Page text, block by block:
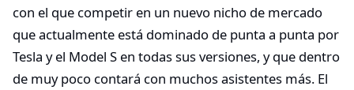
con el que competir en un nuevo nicho de mercado
que actualmente está dominado de punta a punta por
Tesla y el Model S en todas sus versiones, y que dentro
de muy poco contará con muchos asistentes más. El